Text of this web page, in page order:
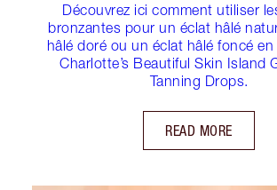
Découvrez ici comment utiliser
bronzantes pour un éclat hâlé
hâlé doré ou un éclat hâlé foncé
Charlotte’s Beautiful Skin Island
Tanning Drops.
READ MORE